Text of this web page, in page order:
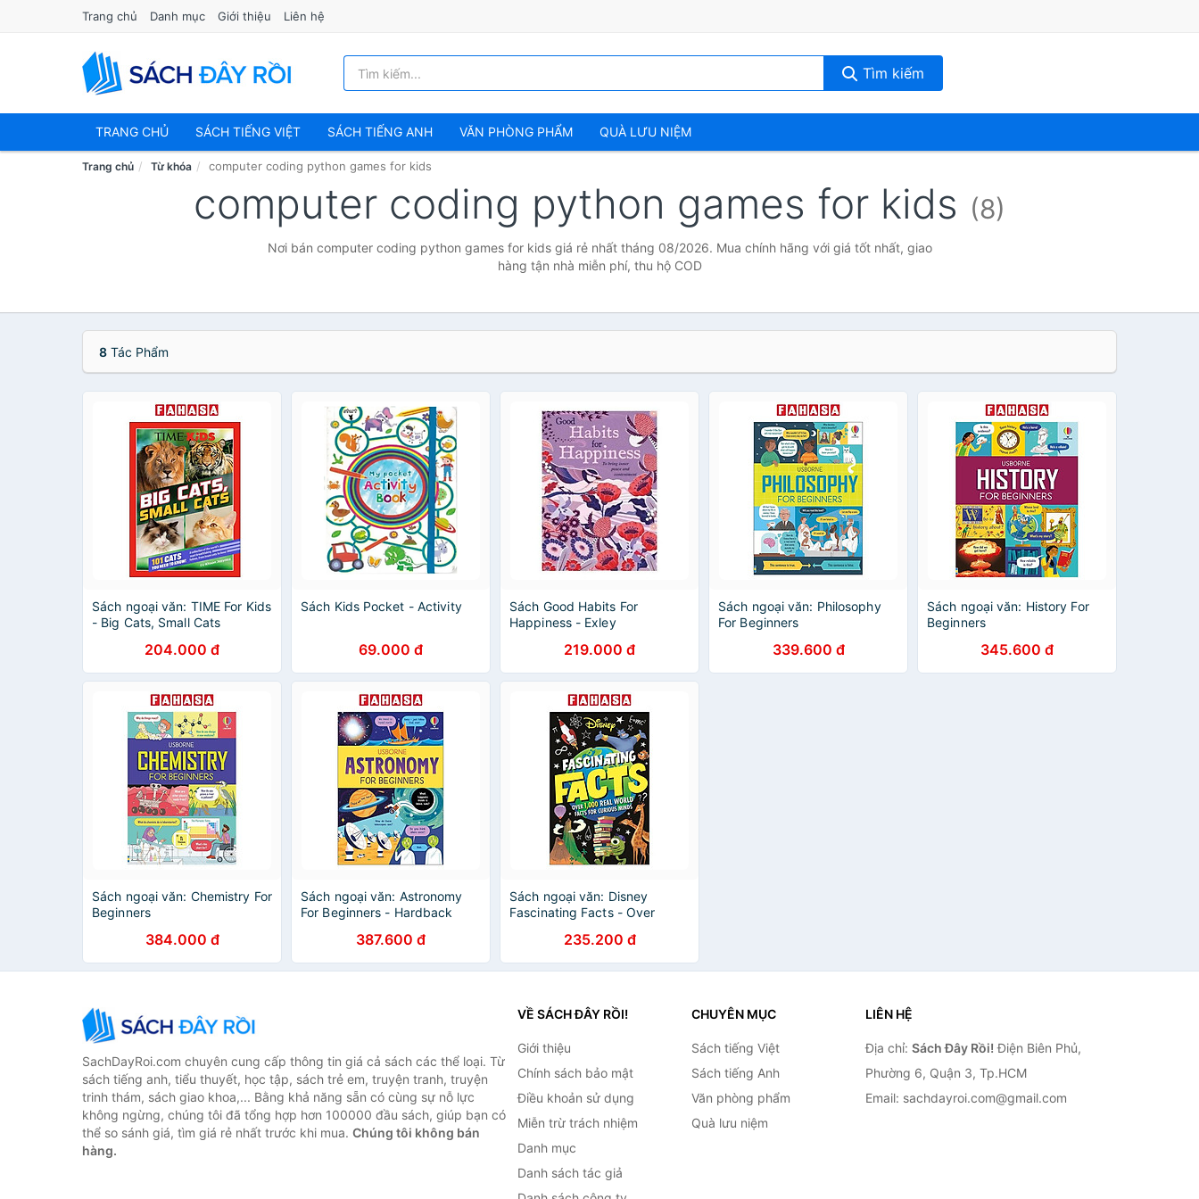
Trang chủ Danh mục Giới thiệu Liên hệ
Tìm kiếm
TRANG CHỦ SÁCH TIẾNG VIỆT SÁCH TIẾNG ANH VĂN PHÒNG PHẨM QUÀ LƯU NIỆM
Trang chủ Từ khóa computer coding python games for kids
computer coding python games for kids (8)
Nơi bán computer coding python games for kids giá rẻ nhất tháng 08/2026. Mua chính hãng với giá tốt nhất, giao
hàng tận nhà miễn phí, thu hộ COD
8 Tác Phẩm
Sách ngoại văn: TIME For Kids
- Big Cats, Small Cats
204.000 đ
Sách Kids Pocket - Activity
69.000 đ
Sách Good Habits For
Happiness - Exley
219.000 đ
Sách ngoại văn: Philosophy
For Beginners
339.600 đ
Sách ngoại văn: History For
Beginners
345.600 đ
Sách ngoại văn: Chemistry For
Beginners
384.000 đ
Sách ngoại văn: Astronomy
For Beginners - Hardback
387.600 đ
Sách ngoại văn: Disney
Fascinating Facts - Over
Curious Minds235.200 đ
SachDayRoi.com chuyên cung cấp thông tin giá cả sách các thể loại. Từ
sách tiếng anh, tiểu thuyết, học tập, sách trẻ em, truyện tranh, truyện
trinh thám, sách giao khoa,... Bằng khả năng sẵn có cùng sự nỗ lực
không ngừng, chúng tôi đã tổng hợp hơn 100000 đầu sách, giúp bạn có
thể so sánh giá, tìm giá rẻ nhất trước khi mua. Chúng tôi không bán
hàng.
VỀ SÁCH ĐÂY RỒI!
Giới thiệu
Chính sách bảo mật
Điều khoản sử dụng
Miễn trừ trách nhiệm
Danh mục
Danh sách tác giả
CHUYÊN MỤC
Sách tiếng Việt
Sách tiếng Anh
Văn phòng phẩm
Quà lưu niệm
LIÊN HỆ
Địa chỉ: Sách Đây Rồi! Điện Biên Phủ,
Phường 6, Quận 3, Tp.HCM
Email: sachdayroi.com@gmail.com